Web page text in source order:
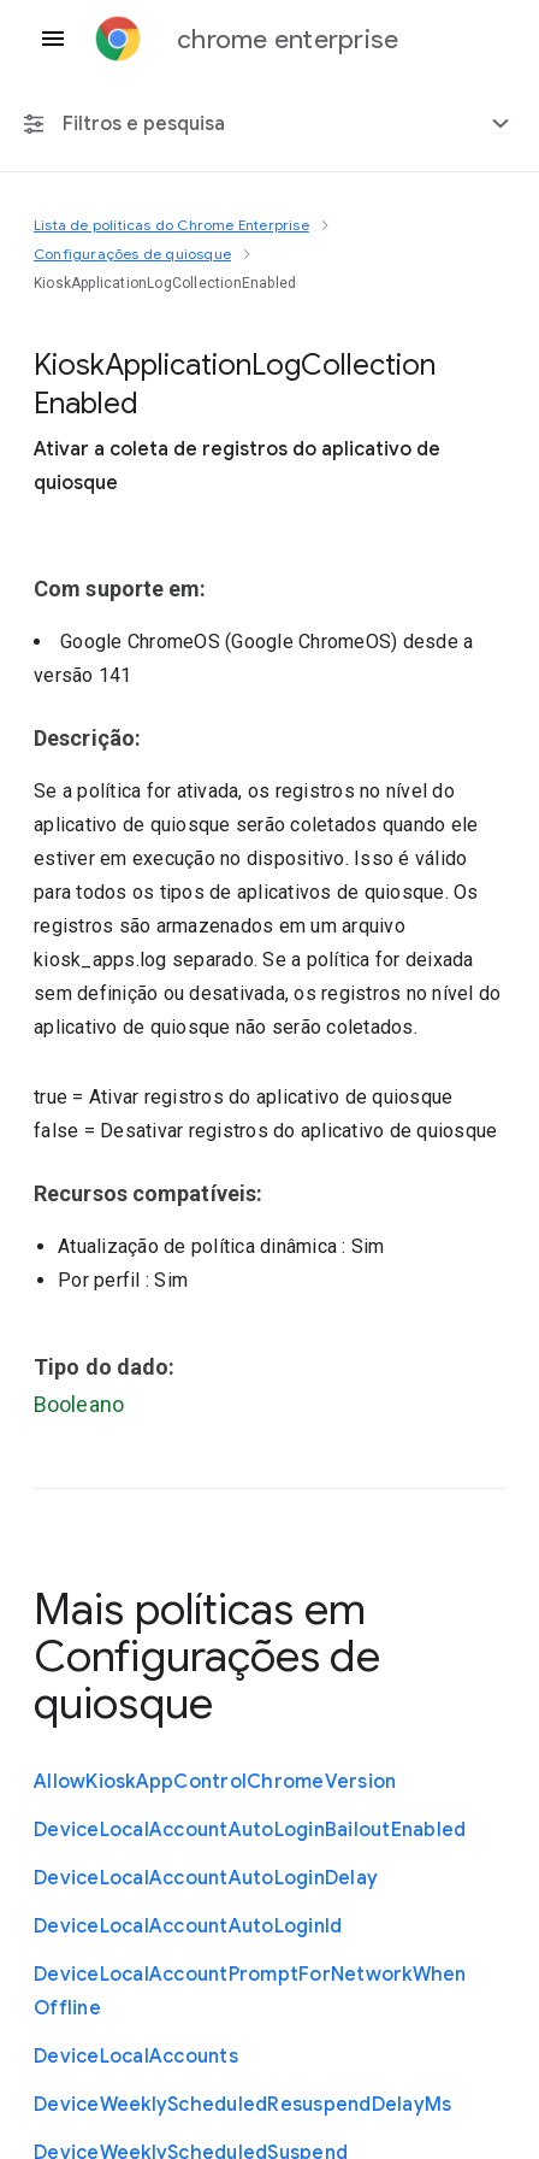
chrome enterprise
Filtros e pesquisa
Qualquer plataforma
Chrome 151
Lista de políticas do Chrome Enterprise
Configurações de quiosque
KioskApplicationLogCollectionEnabled
KioskApplicationLogCollection
Enabled
Ativar a coleta de registros do aplicativo de
quiosque
Com suporte em:
Google ChromeOS (Google ChromeOS) desde a
versão 141
Descrição:
Se a política for ativada, os registros no nível do
aplicativo de quiosque serão coletados quando ele
estiver em execução no dispositivo. Isso é válido
para todos os tipos de aplicativos de quiosque. Os
registros são armazenados em um arquivo
kiosk_apps.log separado. Se a política for deixada
sem definição ou desativada, os registros no nível do
aplicativo de quiosque não serão coletados.
true = Ativar registros do aplicativo de quiosque
false = Desativar registros do aplicativo de quiosque
Recursos compatíveis:
Atualização de política dinâmica : Sim
Por perfil : Sim
Tipo do dado:
Booleano
Mais políticas em
Configurações de
quiosque
AllowKioskAppControlChromeVersion
DeviceLocalAccountAutoLoginBailoutEnabled
DeviceLocalAccountAutoLoginDelay
DeviceLocalAccountAutoLoginId
DeviceLocalAccountPromptForNetworkWhen
Offline
DeviceLocalAccounts
DeviceWeeklyScheduledResuspendDelayMs
DeviceWeeklyScheduledSuspend